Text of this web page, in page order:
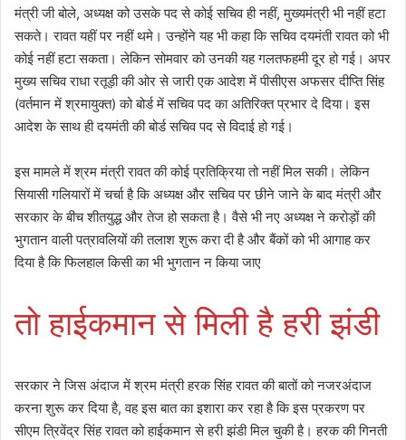
मंत्री जी बोले, अध्यक्ष को उसके पद से कोई सचिव ही नहीं, मुख्यमंत्री भी नहीं हटा
सकते। रावत यहीं पर नहीं थमे। उन्होंने यह भी कहा कि सचिव दयमंती रावत को भी
कोई नहीं हटा सकता। लेकिन सोमवार को उनकी यह गलतफहमी दूर हो गई। अपर
मुख्य सचिव राधा रतूड़ी की ओर से जारी एक आदेश में पीसीएस अफसर दीप्ति सिंह
(वर्तमान में श्रमायुक्त) को बोर्ड में सचिव पद का अतिरिक्त प्रभार दे दिया। इस
आदेश के साथ ही दयमंती की बोर्ड सचिव पद से विदाई हो गई।
इस मामले में श्रम मंत्री रावत की कोई प्रतिक्रिया तो नहीं मिल सकी। लेकिन
सियासी गलियारों में चर्चा है कि अध्यक्ष और सचिव पर छीने जाने के बाद मंत्री और
सरकार के बीच शीतयुद्ध और तेज हो सकता है। वैसे भी नए अध्यक्ष ने करोड़ों की
भुगतान वाली पत्रावलियों की तलाश शुरू करा दी है और बैंकों को भी आगाह कर
दिया है कि फिलहाल किसी का भी भुगतान न किया जाए
तो हाईकमान से मिली है हरी झंडी
सरकार ने जिस अंदाज में श्रम मंत्री हरक सिंह रावत की बातों को नजरअंदाज
करना शुरू कर दिया है, वह इस बात का इशारा कर रहा है कि इस प्रकरण पर
सीएम त्रिवेंद्र सिंह रावत को हाईकमान से हरी झंडी मिल चुकी है। हरक की गिनती